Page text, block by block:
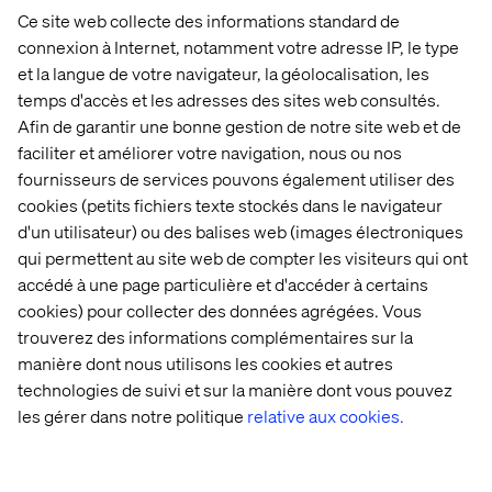
Ce site web collecte des informations standard de
connexion à Internet, notamment votre adresse IP, le type
et la langue de votre navigateur, la géolocalisation, les
temps d'accès et les adresses des sites web consultés.
Afin de garantir une bonne gestion de notre site web et de
faciliter et améliorer votre navigation, nous ou nos
fournisseurs de services pouvons également utiliser des
cookies (petits fichiers texte stockés dans le navigateur
d'un utilisateur) ou des balises web (images électroniques
qui permettent au site web de compter les visiteurs qui ont
accédé à une page particulière et d'accéder à certains
cookies) pour collecter des données agrégées. Vous
trouverez des informations complémentaires sur la
manière dont nous utilisons les cookies et autres
technologies de suivi et sur la manière dont vous pouvez
les gérer dans notre politique relative aux cookies.
Déroulement de l’événement:
Mercredi 21avril 2021
8h à 8h55
Accueil
À propos
Bureaux
Carrières